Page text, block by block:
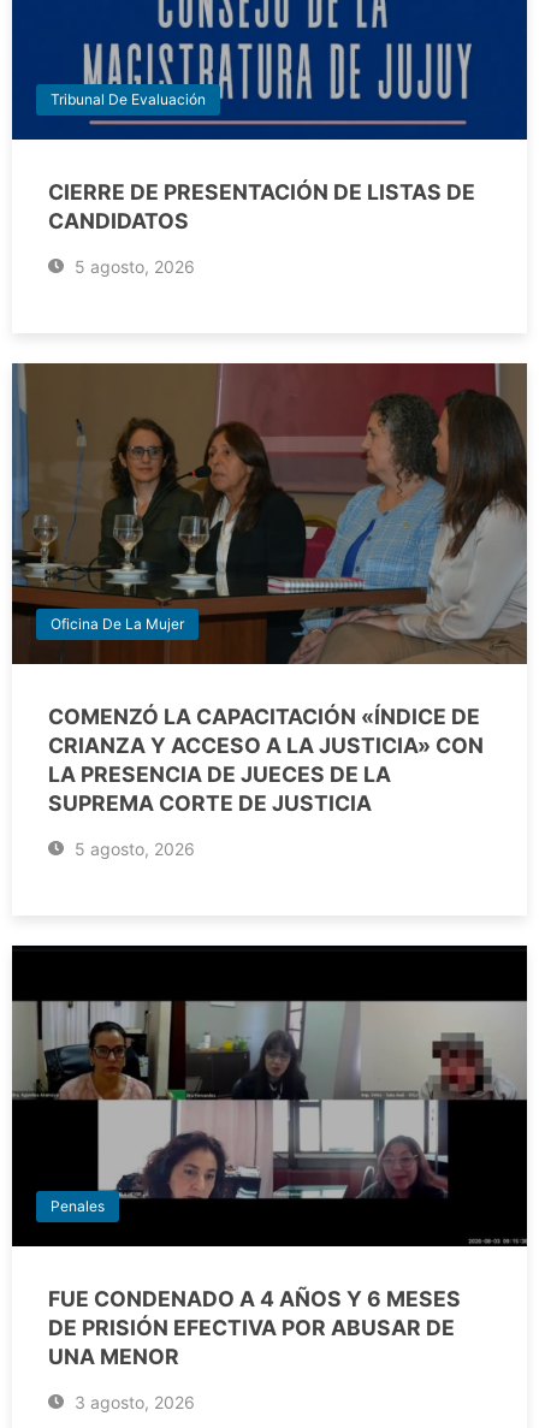
Tribunal De Evaluación
CIERRE DE PRESENTACIÓN DE LISTAS DE
CANDIDATOS
5 agosto, 2026
Oficina De La Mujer
COMENZÓ LA CAPACITACIÓN «ÍNDICE DE
CRIANZA Y ACCESO A LA JUSTICIA» CON
LA PRESENCIA DE JUECES DE LA
SUPREMA CORTE DE JUSTICIA
5 agosto, 2026
Penales
FUE CONDENADO A 4 AÑOS Y 6 MESES
DE PRISIÓN EFECTIVA POR ABUSAR DE
UNA MENOR
3 agosto, 2026